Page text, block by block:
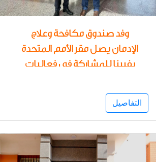
وفد صندوق مكافحة وعلاج
الإدمان يصل مقر الأمم المتحدة
بفيينا للمشاركة فى فعاليات
الدولية للرقابة على المخدرات
التفاصيل